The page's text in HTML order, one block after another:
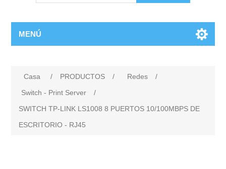
MENÚ
Casa / PRODUCTOS / Redes
/
Switch - Print Server
/
SWITCH TP-LINK LS1008 8 PUERTOS 10/100MBPS DE
ESCRITORIO - RJ45